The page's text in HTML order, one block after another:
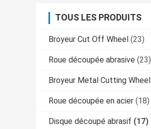
TOUS LES PRODUITS
Broyeur Cut Off Wheel (23)
Roue découpée abrasive (23)
Broyeur Metal Cutting Wheel
Roue découpée en acier (18)
Disque découpé abrasif (17)